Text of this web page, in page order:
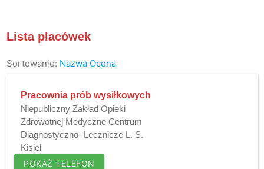
Lista placówek
Sortowanie: Nazwa Ocena
Pracownia prób wysiłkowych
Niepubliczny Zakład Opieki
Zdrowotnej Medyczne Centrum
Diagnostyczno- Lecznicze L. S.
Kisiel
POKAŻ TELEFON